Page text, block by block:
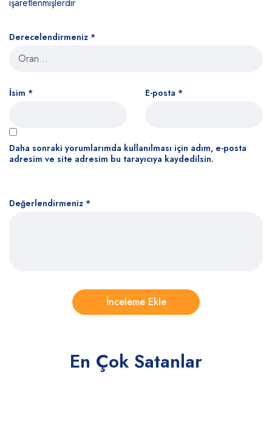
Derecelendirmeniz *
Değerlendirmeniz *
İsim * E-posta *
Daha sonraki yorumlarımda kullanılması için adım, e-posta
adresim ve site adresim bu tarayıcıya kaydedilsin.
En Çok Satanlar